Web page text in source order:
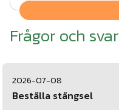
Frågor och svar
2026-07-08
Beställa stängsel